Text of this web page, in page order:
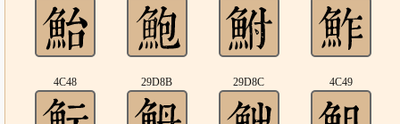
4C48 29D8B 29D8C 4C49